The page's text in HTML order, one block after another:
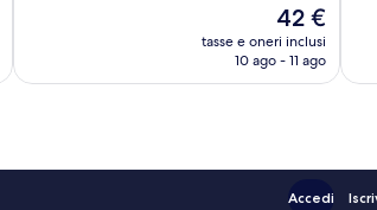
Il
prezzo
attuale
42 €
tasse e oneri inclusi
10 ago - 11 ago
Accedi